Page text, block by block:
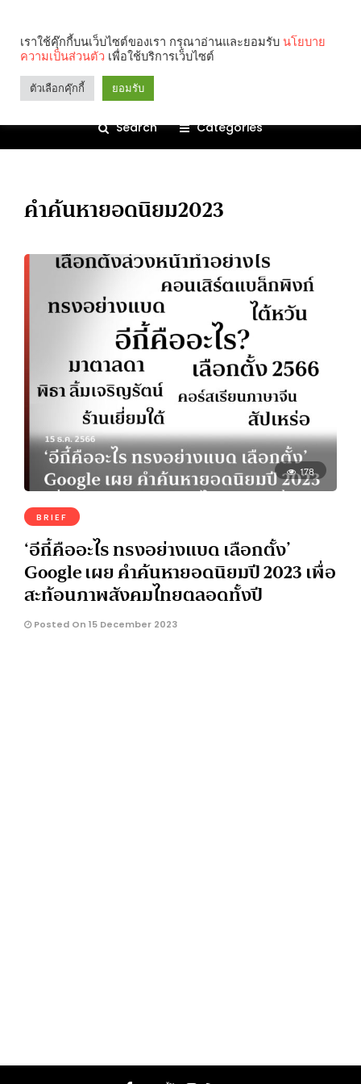
Search Categories
คำค้นหายอดนิยม2023
178
BRIEF
‘อีกี้คืออะไร ทรงอย่างแบด เลือกตั้ง’
Google เผย คำค้นหายอดนิยมปี 2023 เพื่อ
สะท้อนภาพสังคมไทยตลอดทั้งปี
Posted On 15 December 2023
เราใช้คุ๊กกี้บนเว็บไซต์ของเรา กรุณาอ่านและยอมรับ นโยบาย
ความเป็นส่วนตัว เพื่อใช้บริการเว็บไซต์
ตัวเลือกคุ๊กกี้ ยอมรับ